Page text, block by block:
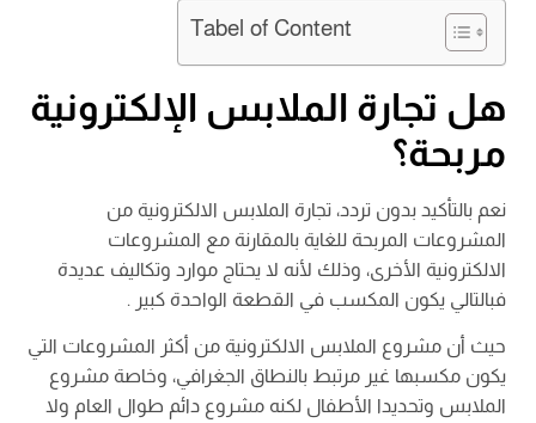
Tabel of Content
هل تجارة الملابس الإلكترونية
مربحة؟
نعم بالتأكيد بدون تردد، تجارة الملابس الالكترونية من
المشروعات المربحة للغاية بالمقارنة مع المشروعات
الالكترونية الأخرى، وذلك لأنه لا يحتاج موارد وتكاليف عديدة
فبالتالي يكون المكسب في القطعة الواحدة كبير .
حيث أن مشروع الملابس الالكترونية من أكثر المشروعات التي
يكون مكسبها غير مرتبط بالنطاق الجغرافي، وخاصة مشروع
الملابس وتحديدا الأطفال لكنه مشروع دائم طوال العام ولا